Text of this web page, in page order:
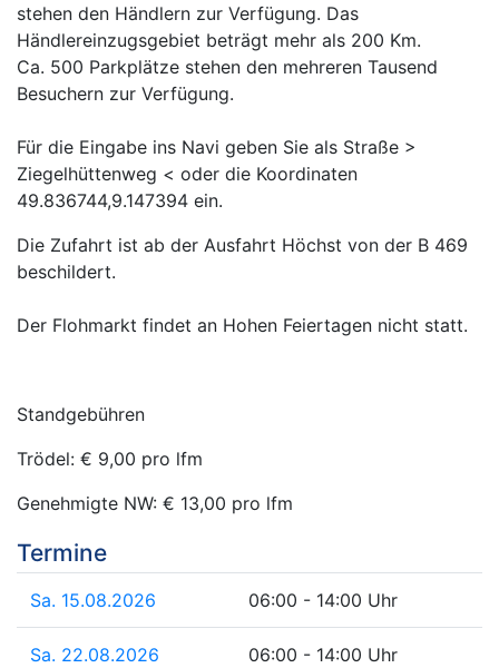
stehen den Händlern zur Verfügung. Das
Händlereinzugsgebiet beträgt mehr als 200 Km.
Ca. 500 Parkplätze stehen den mehreren Tausend
Besuchern zur Verfügung.
Für die Eingabe ins Navi geben Sie als Straße >
Ziegelhüttenweg < oder die Koordinaten
49.836744,9.147394 ein.
Die Zufahrt ist ab der Ausfahrt Höchst von der B 469
beschildert.
Der Flohmarkt findet an Hohen Feiertagen nicht statt.
Standgebühren
Trödel: € 9,00 pro lfm
Genehmigte NW: € 13,00 pro lfm
Termine
Sa. 15.08.2026 06:00 - 14:00 Uhr
Sa. 22.08.2026 06:00 - 14:00 Uhr